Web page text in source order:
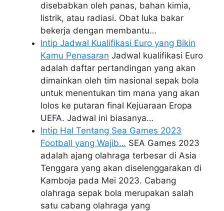
disebabkan oleh panas, bahan kimia,
listrik, atau radiasi. Obat luka bakar
bekerja dengan membantu…
Intip Jadwal Kualifikasi Euro yang Bikin
Kamu Penasaran Jadwal kualifikasi Euro
adalah daftar pertandingan yang akan
dimainkan oleh tim nasional sepak bola
untuk menentukan tim mana yang akan
lolos ke putaran final Kejuaraan Eropa
UEFA. Jadwal ini biasanya…
Intip Hal Tentang Sea Games 2023
Football yang Wajib… SEA Games 2023
adalah ajang olahraga terbesar di Asia
Tenggara yang akan diselenggarakan di
Kamboja pada Mei 2023. Cabang
olahraga sepak bola merupakan salah
satu cabang olahraga yang